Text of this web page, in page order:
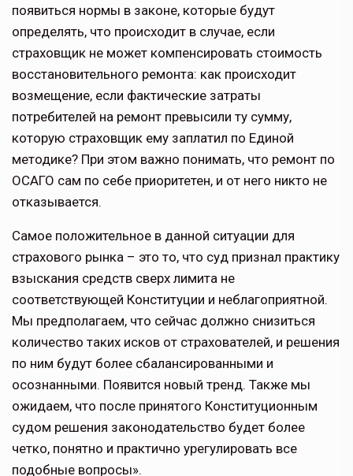
появиться нормы в законе, которые будут
определять, что происходит в случае, если
страховщик не может компенсировать стоимость
восстановительного ремонта: как происходит
возмещение, если фактические затраты
потребителей на ремонт превысили ту сумму,
которую страховщик ему заплатил по Единой
методике? При этом важно понимать, что ремонт по
ОСАГО сам по себе приоритетен, и от него никто не
отказывается.
Самое положительное в данной ситуации для
страхового рынка – это то, что суд признал практику
взыскания средств сверх лимита не
соответствующей Конституции и неблагоприятной.
Мы предполагаем, что сейчас должно снизиться
количество таких исков от страхователей, и решения
по ним будут более сбалансированными и
осознанными. Появится новый тренд. Также мы
ожидаем, что после принятого Конституционным
судом решения законодательство будет более
четко, понятно и практично урегулировать все
подобные вопросы».